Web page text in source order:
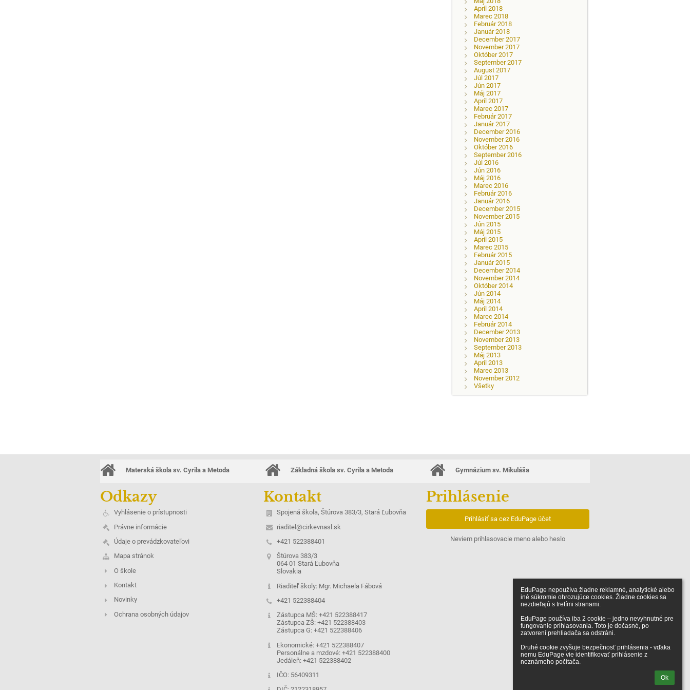
EduPage nepoužíva žiadne reklamné, analytické alebo
iné súkromie ohrozujúce cookies. Žiadne cookies sa
nezdieľajú s tretími stranami.
EduPage používa iba 2 cookie – jedno nevyhnutné pre
fungovanie prihlasovania. Toto je dočasné, po
zatvorení prehliadača sa odstráni.
Druhé cookie zvyšuje bezpečnosť prihlásenia - vďaka
nemu EduPage vie identifikovať prihlásenie z
neznámeho počítača.
Ok
Apríl 2018
Marec 2018
Február 2018
Január 2018
December 2017
November 2017
Október 2017
September 2017
August 2017
Júl 2017
Jún 2017
Máj 2017
Apríl 2017
Marec 2017
Február 2017
Január 2017
December 2016
November 2016
Október 2016
September 2016
Júl 2016
Jún 2016
Máj 2016
Marec 2016
Február 2016
Január 2016
December 2015
November 2015
Jún 2015
Máj 2015
Apríl 2015
Marec 2015
Február 2015
Január 2015
December 2014
November 2014
Október 2014
Jún 2014
Máj 2014
Apríl 2014
Marec 2014
Február 2014
December 2013
November 2013
September 2013
Máj 2013
Apríl 2013
Marec 2013
November 2012
Všetky
Materská škola sv. Cyrila a Metoda Základná škola sv. Cyrila a Metoda Gymnázium sv. Mikuláša
Odkazy
Vyhlásenie o prístupnosti
Právne informácie
Údaje o prevádzkovateľovi
Mapa stránok
O škole
Kontakt
Novinky
Ochrana osobných údajov
Kontakt
Spojená škola, Štúrova 383/3, Stará Ľubovňa
riaditel@cirkevnasl.sk
+421 522388401
Štúrova 383/3
064 01 Stará Ľubovňa
Slovakia
Riaditeľ školy: Mgr. Michaela Fábová
+421 522388404
Zástupca MŠ: +421 522388417
Zástupca ZŠ: +421 522388403
Zástupca G: +421 522388406
Ekonomické: +421 522388407
Personálne a mzdové: +421 522388400
Jedáleň: +421 522388402
IČO: 56409311
Prihlásenie
Prihlásiť sa cez EduPage účet
Neviem prihlasovacie meno alebo heslo